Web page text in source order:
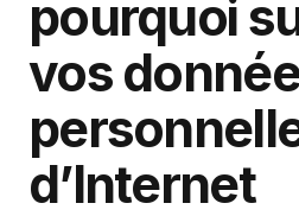
pourquoi
vos
d’Internet